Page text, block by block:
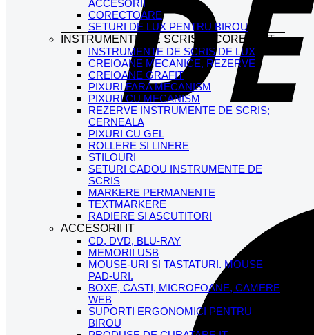
ACCESORII
CORECTOARE
SETURI DE LUX PENTRU BIROU
INSTRUMENTE DE SCRIS SI CORECTAT
INSTRUMENTE DE SCRIS DE LUX
CREIOANE MECANICE, REZERVE
CREIOANE GRAFIT
PIXURI FARA MECANISM
PIXURI CU MECANISM
REZERVE INSTRUMENTE DE SCRIS;
CERNEALA
PIXURI CU GEL
ROLLERE SI LINERE
STILOURI
SETURI CADOU INSTRUMENTE DE
SCRIS
MARKERE PERMANENTE
TEXTMARKERE
RADIERE SI ASCUTITORI
ACCESORII IT
CD, DVD, BLU-RAY
MEMORII USB
MOUSE-URI SI TASTATURI. MOUSE
PAD-URI.
BOXE, CASTI, MICROFOANE, CAMERE
WEB
SUPORTI ERGONOMICI PENTRU
BIROU